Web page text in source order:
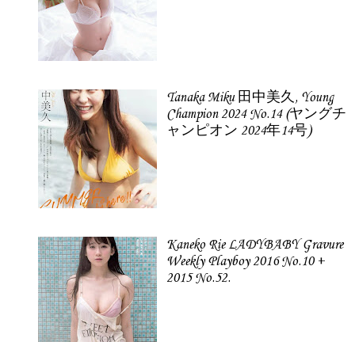
Tanaka Miku 田中美久, Young
Champion 2024 No.14 (ヤングチ
ャンピオン 2024年14号)
Kaneko Rie LADYBABY Gravure
Weekly Playboy 2016 No.10 +
2015 No.52.